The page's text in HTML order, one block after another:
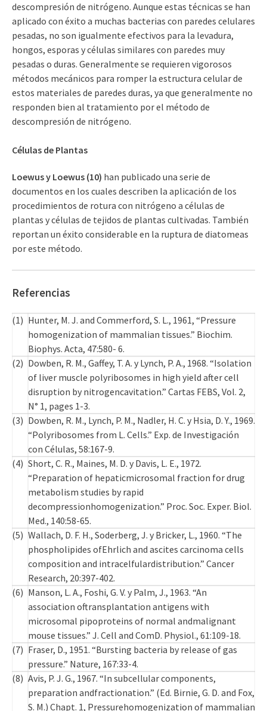
descompresión de nitrógeno. Aunque estas técnicas se han
aplicado con éxito a muchas bacterias con paredes celulares
pesadas, no son igualmente efectivos para la levadura,
hongos, esporas y células similares con paredes muy
pesadas o duras. Generalmente se requieren vigorosos
métodos mecánicos para romper la estructura celular de
estos materiales de paredes duras, ya que generalmente no
responden bien al tratamiento por el método de
descompresión de nitrógeno.
Células de Plantas
Loewus y Loewus (10) han publicado una serie de
documentos en los cuales describen la aplicación de los
procedimientos de rotura con nitrógeno a células de
plantas y células de tejidos de plantas cultivadas. También
reportan un éxito considerable en la ruptura de diatomeas
por este método.
Referencias
(1) Hunter, M. J. and Commerford, S. L., 1961, “Pressure
homogenization of mammalian tissues.” Biochim.
Biophys. Acta, 47:580- 6.
(2) Dowben, R. M., Gaffey, T. A. y Lynch, P. A., 1968. “Isolation
of liver muscle polyribosomes in high yield after cell
disruption by nitrogencavitation.” Cartas FEBS, Vol. 2,
N° 1, pages 1-3.
(3) Dowben, R. M., Lynch, P. M., Nadler, H. C. y Hsia, D. Y., 1969.
“Polyribosomes from L. Cells.” Exp. de Investigación
con Células, 58:167-9.
(4) Short, C. R., Maines, M. D. y Davis, L. E., 1972.
“Preparation of hepaticmicrosomal fraction for drug
metabolism studies by rapid
decompressionhomogenization.” Proc. Soc. Exper. Biol.
Med., 140:58-65.
(5) Wallach, D. F. H., Soderberg, J. y Bricker, L., 1960. “The
phospholipides ofEhrlich and ascites carcinoma cells
composition and intracelfulardistribution.” Cancer
Research, 20:397-402.
(6) Manson, L. A., Foshi, G. V. y Palm, J., 1963. “An
association oftransplantation antigens with
microsomal pipoproteins of normal andmalignant
mouse tissues.” J. Cell and ComD. Physiol., 61:109-18.
(7) Fraser, D., 1951. “Bursting bacteria by release of gas
pressure.” Nature, 167:33-4.
(8) Avis, P. J. G., 1967. “In subcellular components,
preparation andfractionation.” (Ed. Birnie, G. D. and Fox,
S. M.) Chapt. 1, Pressurehomogenization of mammalian